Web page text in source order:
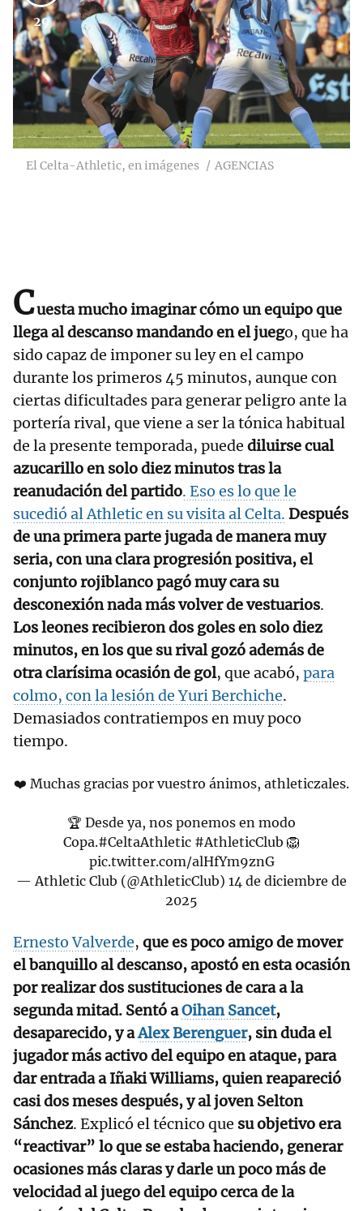
29
El Celta-Athletic, en imágenes AGENCIAS
Cuesta mucho imaginar cómo un equipo que
llega al descanso mandando en el juego, que ha
sido capaz de imponer su ley en el campo
durante los primeros 45 minutos, aunque con
ciertas dificultades para generar peligro ante la
portería rival, que viene a ser la tónica habitual
de la presente temporada, puede diluirse cual
azucarillo en solo diez minutos tras la
reanudación del partido. Eso es lo que le
sucedió al Athletic en su visita al Celta. Después
de una primera parte jugada de manera muy
seria, con una clara progresión positiva, el
conjunto rojiblanco pagó muy cara su
desconexión nada más volver de vestuarios.
Los leones recibieron dos goles en solo diez
minutos, en los que su rival gozó además de
otra clarísima ocasión de gol, que acabó, para
colmo, con la lesión de Yuri Berchiche.
Demasiados contratiempos en muy poco
tiempo.
❤️ Muchas gracias por vuestro ánimos, athleticzales.
🏆 Desde ya, nos ponemos en modo
Copa.#CeltaAthletic #AthleticClub 🦁
pic.twitter.com/alHfYm9znG
— Athletic Club (@AthleticClub) 14 de diciembre de
2025
Ernesto Valverde, que es poco amigo de mover
el banquillo al descanso, apostó en esta ocasión
por realizar dos sustituciones de cara a la
segunda mitad. Sentó aOihan Sancet,
desaparecido, y aAlex Berenguer, sin duda el
jugador más activo del equipo en ataque, para
dar entrada a Iñaki Williams, quien reapareció
casi dos meses después, y al joven Selton
Sánchez. Explicó el técnico que su objetivo era
“reactivar” lo que se estaba haciendo, generar
ocasiones más claras y darle un poco más de
velocidad al juego del equipo cerca de la